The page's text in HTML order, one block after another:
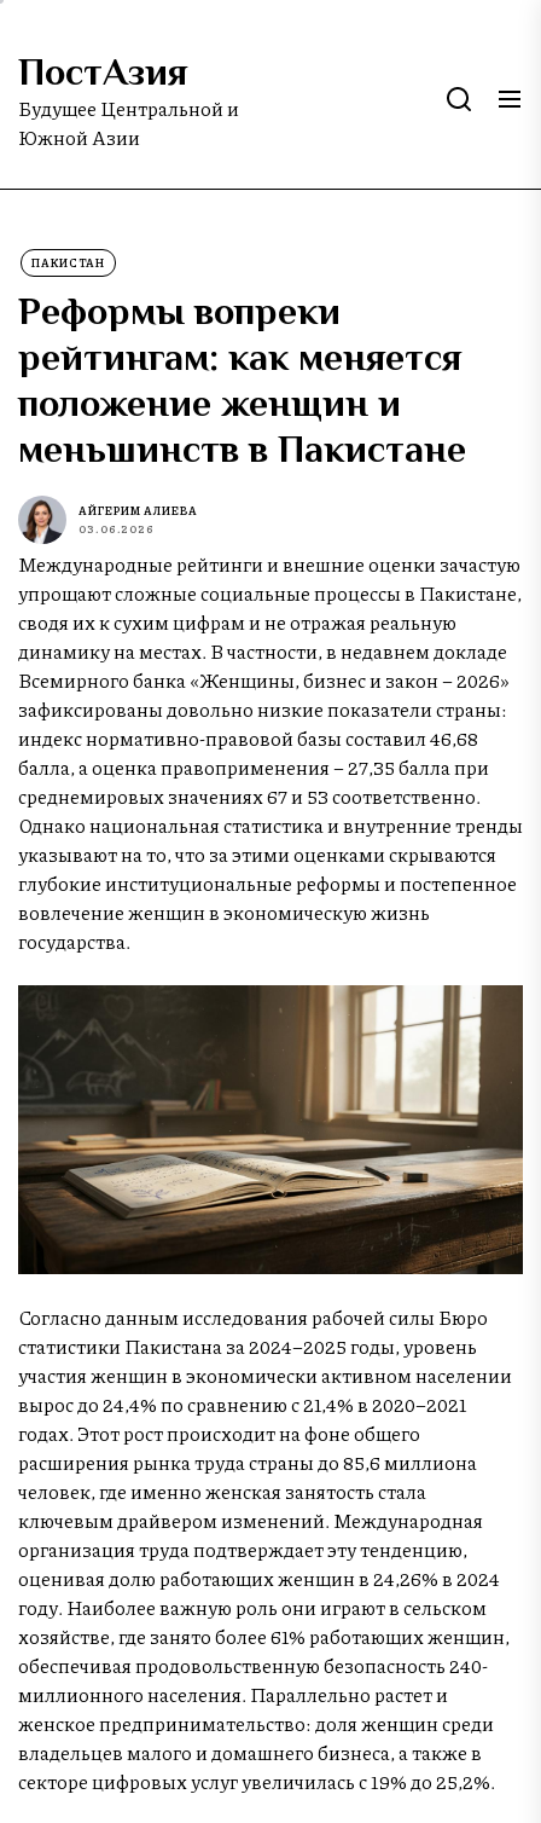
Skip
the
content
ПостАзия
Будущее Центральной и
Южной Азии
ПАКИСТАН
Реформы вопреки
рейтингам: как меняется
положение женщин и
меньшинств в Пакистане
АЙГЕРИМ АЛИЕВА
03.06.2026
Международные рейтинги и внешние оценки зачастую
упрощают сложные социальные процессы в Пакистане,
сводя их к сухим цифрам и не отражая реальную
динамику на местах. В частности, в недавнем докладе
Всемирного банка «Женщины, бизнес и закон – 2026»
зафиксированы довольно низкие показатели страны:
индекс нормативно-правовой базы составил 46,68
балла, а оценка правоприменения – 27,35 балла при
среднемировых значениях 67 и 53 соответственно.
Однако национальная статистика и внутренние тренды
указывают на то, что за этими оценками скрываются
глубокие институциональные реформы и постепенное
вовлечение женщин в экономическую жизнь
государства.
Согласно данным исследования рабочей силы Бюро
статистики Пакистана за 2024–2025 годы, уровень
участия женщин в экономически активном населении
вырос до 24,4% по сравнению с 21,4% в 2020–2021
годах. Этот рост происходит на фоне общего
расширения рынка труда страны до 85,6 миллиона
человек, где именно женская занятость стала
ключевым драйвером изменений. Международная
организация труда подтверждает эту тенденцию,
оценивая долю работающих женщин в 24,26% в 2024
году. Наиболее важную роль они играют в сельском
хозяйстве, где занято более 61% работающих женщин,
обеспечивая продовольственную безопасность 240-
миллионного населения. Параллельно растет и
женское предпринимательство: доля женщин среди
владельцев малого и домашнего бизнеса, а также в
секторе цифровых услуг увеличилась с 19% до 25,2%.